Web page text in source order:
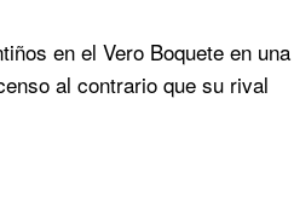
en el Vero Boquete en una
al contrario que su rival